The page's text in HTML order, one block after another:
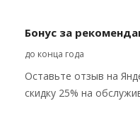
Бонус за
до конца года
Оставьте отзыв на
скидку 25% на